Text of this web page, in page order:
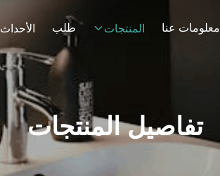
معلومات عنا المنتجات طلب الأحداث
تفاصيل المنتجات